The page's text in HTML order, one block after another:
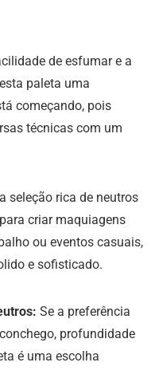
de esfumar e a
paleta uma
começando, pois
técnicas com um
seleção rica de neutros
criar maquiagens
ou eventos casuais,
e sofisticado.
Se a preferência
profundidade
é uma escolha